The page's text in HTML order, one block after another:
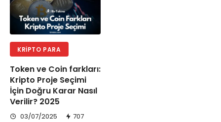
KRIPTO PARA
Token ve Coin farkları:
Kripto Proje Seçimi
İçin Doğru Karar Nasıl
Verilir? 2025
03/07/2025 707